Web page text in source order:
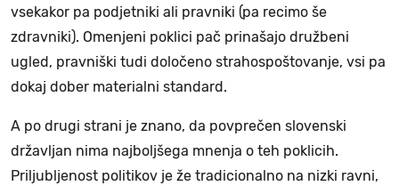
vsekakor pa podjetniki ali pravniki (pa recimo še
zdravniki). Omenjeni poklici pač prinašajo družbeni
ugled, pravniški tudi določeno strahospoštovanje, vsi pa
dokaj dober materialni standard.
A po drugi strani je znano, da povprečen slovenski
državljan nima najboljšega mnenja o teh poklicih.
Priljubljenost politikov je že tradicionalno na nizki ravni,